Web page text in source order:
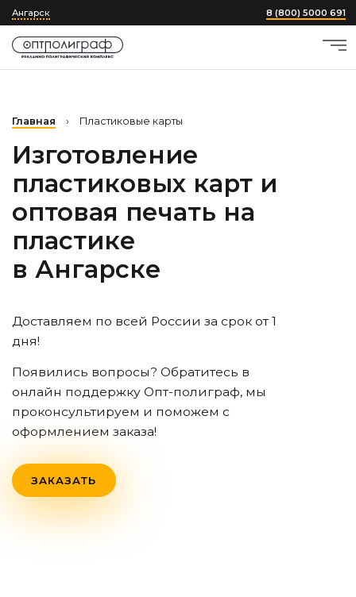
Ангарск 8 (800) 5000 691
Главная › Пластиковые карты
Изготовление
пластиковых карт и
оптовая печать на
пластике
в Ангарске
Доставляем по всей России за срок от 1
дня!
Появились вопросы? Обратитесь в
онлайн поддержку Опт-полиграф, мы
проконсультируем и поможем с
оформлением заказа!
ЗАКАЗАТЬ